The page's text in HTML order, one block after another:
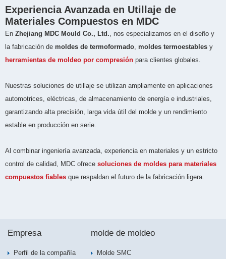
Experiencia Avanzada en Utillaje de
Materiales Compuestos en MDC
En Zhejiang MDC Mould Co., Ltd., nos especializamos en el diseño y
la fabricación de moldes de termoformado, moldes termoestables y
herramientas de moldeo por compresión para clientes globales.
Nuestras soluciones de utillaje se utilizan ampliamente en aplicaciones
automotrices, eléctricas, de almacenamiento de energía e industriales,
garantizando alta precisión, larga vida útil del molde y un rendimiento
estable en producción en serie.
Al combinar ingeniería avanzada, experiencia en materiales y un estricto
control de calidad, MDC ofrece soluciones de moldes para materiales
compuestos fiables que respaldan el futuro de la fabricación ligera.
Empresa
Perfil de la compañía
molde de moldeo
Molde SMC